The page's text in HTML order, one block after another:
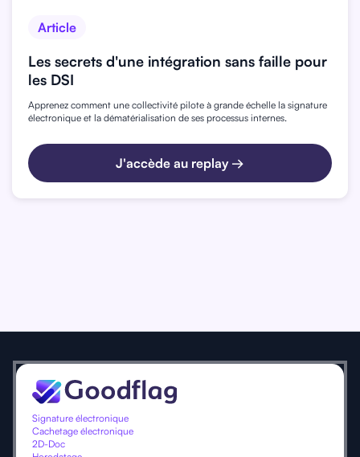
Article
Les secrets d'une intégration sans faille pour
les DSI
Apprenez comment une collectivité pilote à grande échelle la signature
électronique et la dématérialisation de ses processus internes.
J'accède au replay →
Signature électronique
Cachetage électronique
2D-Doc